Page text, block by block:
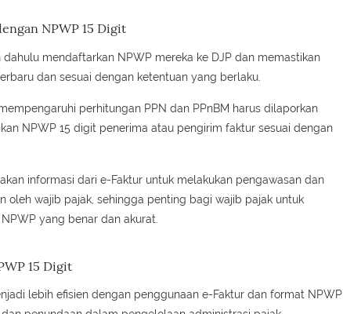
NPWP 15 Digit
mendaftarkan NPWP mereka ke DJP dan memastikan
dan sesuai dengan ketentuan yang berlaku.
perhitungan PPN dan PPnBM harus dilaporkan
NPWP 15 digit penerima atau pengirim faktur sesuai dengan
informasi dari e-Faktur untuk melakukan pengawasan dan
oleh wajib pajak, sehingga penting bagi wajib pajak untuk
yang benar dan akurat.
15 Digit
lebih efisien dengan penggunaan e-Faktur dan format NPWP